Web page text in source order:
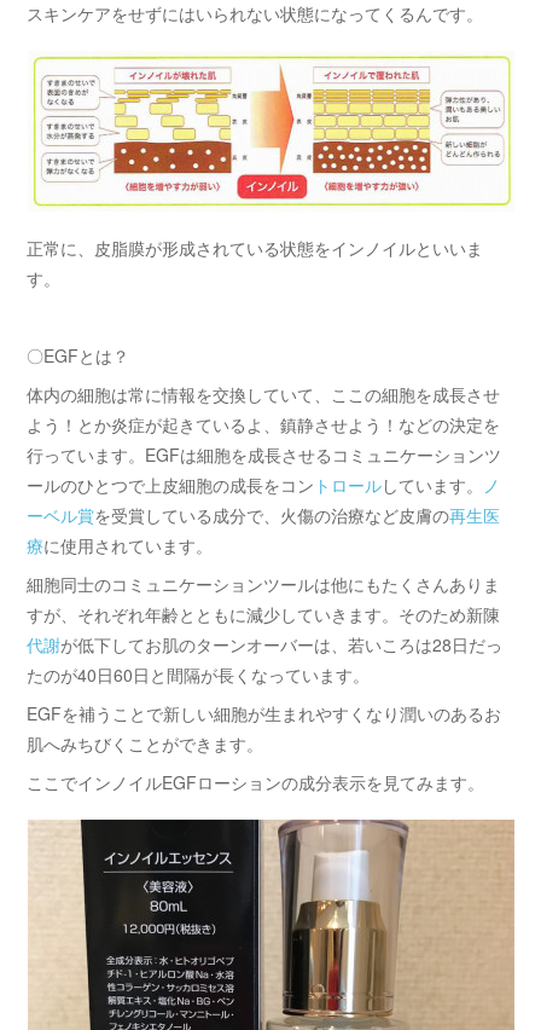
スキンケアをせずにはいられない状態になってくるんです。
正常に、皮脂膜が形成されている状態をインノイルといいま
す。
〇EGFとは？
体内の細胞は常に情報を交換していて、ここの細胞を成長させ
よう！とか炎症が起きているよ、鎮静させよう！などの決定を
行っています。EGFは細胞を成長させるコミュニケーションツ
ールのひとつで上皮細胞の成長をコン トロールしています。 ノ
ーベル賞を受賞している成分で、火傷の治療など皮膚の再生医
療に使用されています。
細胞同士のコミュニケーションツールは他にもたくさんありま
すが、それぞれ年齢とともに減少していきます。そのため新陳
代謝が低下してお肌のターンオーバーは、若いころは28日だっ
たのが40日60日と間隔が長くなっています。
EGFを補うことで新しい細胞が生まれやすくなり潤いのあるお
肌へみちびくことができます。
ここでインノイルEGFローションの成分表示を見てみます。